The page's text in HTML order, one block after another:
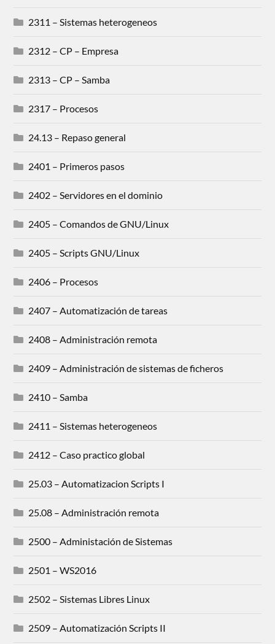
2311 – Sistemas heterogeneos
2312 – CP – Empresa
2313 – CP – Samba
2317 – Procesos
24.13 – Repaso general
2401 – Primeros pasos
2402 – Servidores en el dominio
2405 – Comandos de GNU/Linux
2405 – Scripts GNU/Linux
2406 – Procesos
2407 – Automatización de tareas
2408 – Administración remota
2409 – Administración de sistemas de ficheros
2410 – Samba
2411 – Sistemas heterogeneos
2412 – Caso practico global
25.03 – Automatizacion Scripts I
25.08 – Administración remota
2500 – Administación de Sistemas
2501 – WS2016
2502 – Sistemas Libres Linux
2509 – Automatización Scripts II